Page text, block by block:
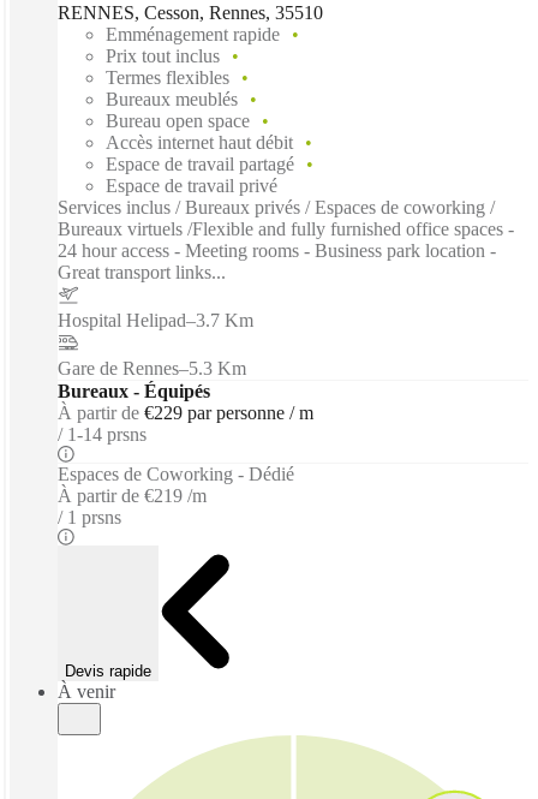
RENNES, Cesson, Rennes, 35510
Emménagement rapide
Prix tout inclus
Termes flexibles
Bureaux meublés
Bureau open space
Accès internet haut débit
Espace de travail partagé
Espace de travail privé
Services inclus / Bureaux privés / Espaces de coworking /
Bureaux virtuels /Flexible and fully furnished office spaces -
24 hour access - Meeting rooms - Business park location -
Great transport links...
Hospital Helipad–3.7 Km
Gare de Rennes–5.3 Km
Bureaux - Équipés
À partir de €229 par personne / m
1-14 prsns
Espaces de Coworking - Dédié
À partir de €219 /m
1 prsns
Devis rapide
À venir